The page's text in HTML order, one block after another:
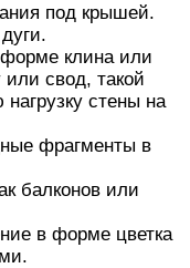
под крышей.
клина или
свод, такой
стены на
фрагменты в
балконов или
в форме цветка